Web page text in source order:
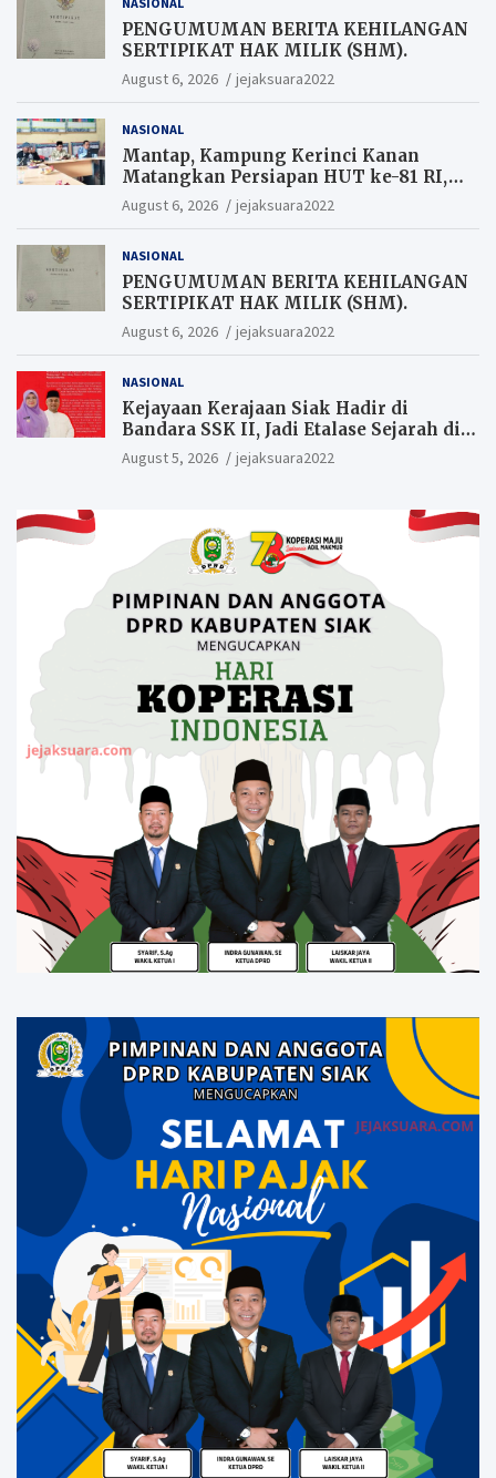
PENGUMUMAN BERITA KEHILANGAN
SERTIPIKAT HAK MILIK (SHM).
August 6, 2026 jejaksuara2022
NASIONAL
Mantap, Kampung Kerinci Kanan
Matangkan Persiapan HUT ke-81 RI,
Warga yang ikut Upacara
Berkesempatan Raih Hadiah
August 6, 2026 jejaksuara2022
NASIONAL
PENGUMUMAN BERITA KEHILANGAN
SERTIPIKAT HAK MILIK (SHM).
August 6, 2026 jejaksuara2022
NASIONAL
Kejayaan Kerajaan Siak Hadir di
Bandara SSK II, Jadi Etalase Sejarah di
Gerbang Riau
August 5, 2026 jejaksuara2022